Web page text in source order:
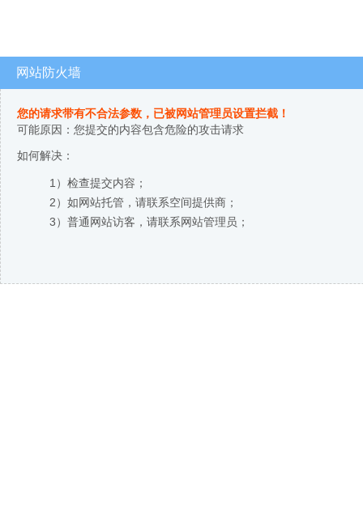
网站防火墙
您的请求带有不合法参数，已被网站管理员设置拦截！
可能原因：您提交的内容包含危险的攻击请求
如何解决：
1）检查提交内容；
2）如网站托管，请联系空间提供商；
3）普通网站访客，请联系网站管理员；